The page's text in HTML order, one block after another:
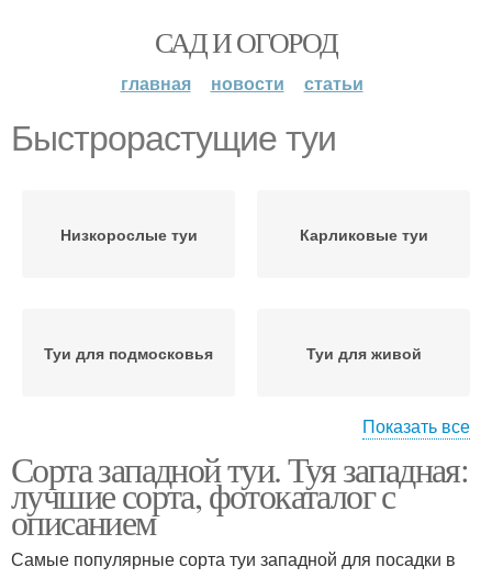
САД И ОГОРОД
главная новости статьи
Быстрорастущие туи
Низкорослые туи Карликовые туи
Туи для подмосковья Туи для живой
Туи для живого
Показать все
Сорта западной туи. Туя западная:
лучшие сорта, фотокаталог с
описанием
Самые популярные сорта туи западной для посадки в